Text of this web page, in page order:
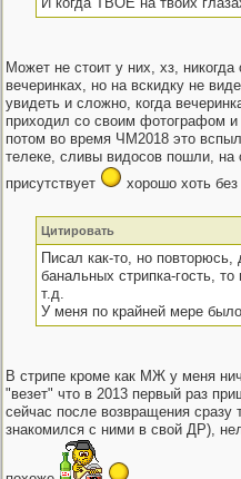
Может не стоит у них, хз,
вечеринках, но на вскидку не
увидеть и сложно, когда
приходил со своим фотографом и
потом во время ЧМ2018 это
телеке, сливы видосов пошли, на
присутствует
хорошо хоть
Цитировать
Писал как-то, но повторюсь,
банальных стрипка-гость,
т.д.
У меня по крайней мере
В стрипе кроме как МЖ у меня
"везет" что в 2013 первый раз
сейчас после возвращения сразу
знакомился с ними в свой ДР),